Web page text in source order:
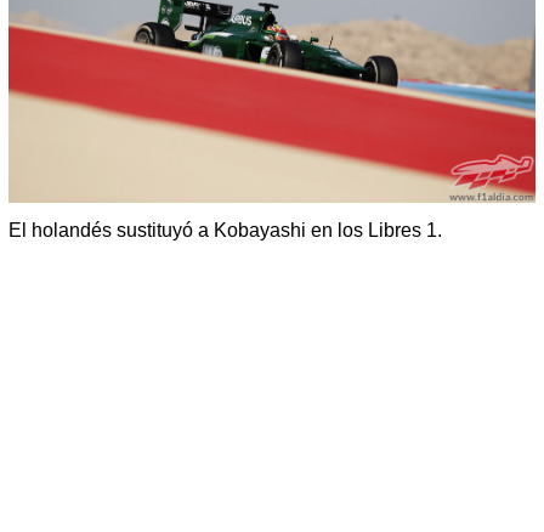
El holandés sustituyó a Kobayashi en los Libres 1.